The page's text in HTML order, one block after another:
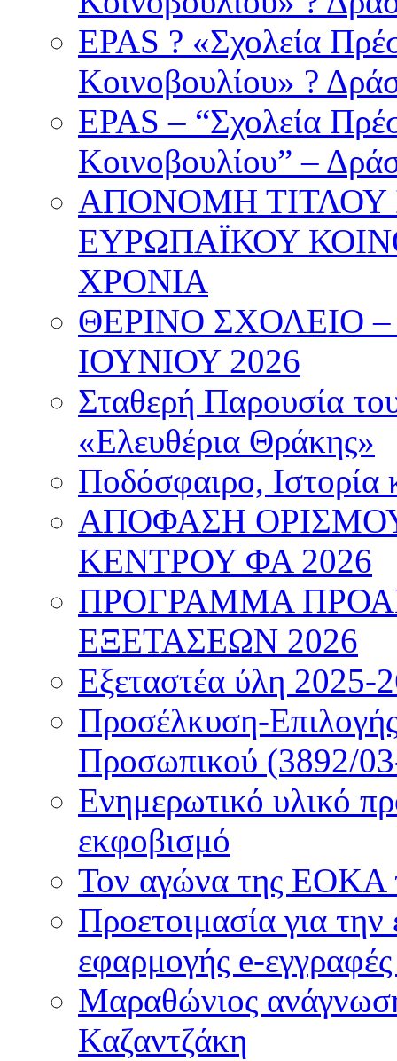
EPAS ? «Σχολεία
Κοινοβουλίου» ?
EPAS – “Σχολεία
Κοινοβουλίου” –
ΑΠΟΝΟΜΗ ΤΙΤΛΟΥ
ΕΥΡΩΠΑΪΚΟΥ
ΧΡΟΝΙΑ
ΘΕΡΙΝΟ ΣΧΟΛΕΙΟ
ΙΟΥΝΙΟΥ 2026
Σταθερή Παρουσία
«Ελευθέρια Θράκης»
Ποδόσφαιρο, Ιστορία
ΑΠΟΦΑΣΗ
ΚΕΝΤΡΟΥ ΦΑ 2026
ΠΡΟΓΡΑΜΜΑ
ΕΞΕΤΑΣΕΩΝ 2026
Εξεταστέα ύλη 2025-
Προσέλκυση-
Προσωπικού (3892/
Ενημερωτικό υλικό
εκφοβισμό
Τον αγώνα της ΕΟΚΑ
Προετοιμασία για την
εφαρμογής e-
Μαραθώνιος
Καζαντζάκη